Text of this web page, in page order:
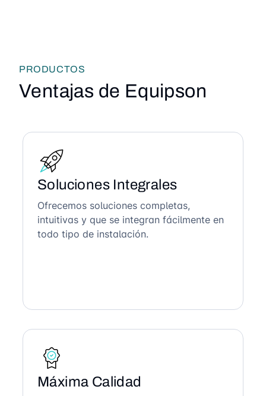
PRODUCTOS
Ventajas de Equipson
Soluciones Integrales
Ofrecemos soluciones completas,
intuitivas y que se integran fácilmente en
todo tipo de instalación.
Máxima Calidad